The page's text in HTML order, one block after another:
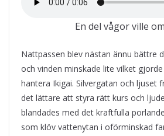
En del vågor ville
Nattpassen blev nästan ännu bättre
och vinden minskade lite vilket
hantera Ikigai. Silvergatan och ljuset
det lättare att styra rätt kurs och
blandades med det kraftfulla
som klöv vattenytan i oförminskad